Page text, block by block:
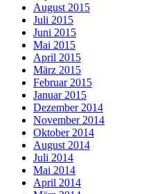
August 2015
Juli 2015
Juni 2015
Mai 2015
April 2015
März 2015
Februar 2015
Januar 2015
Dezember 2014
November 2014
Oktober 2014
August 2014
Juli 2014
Mai 2014
April 2014